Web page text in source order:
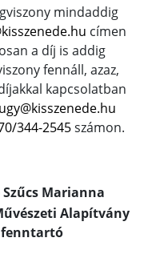
mindaddig
címen
a díj is addig
fennáll, azaz,
kapcsolatban
344-2545számon.
Szűcs Marianna
Alapítvány
fenntartó